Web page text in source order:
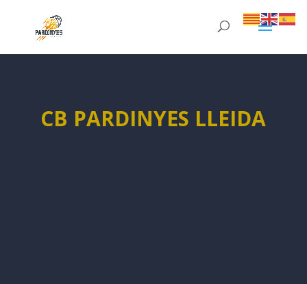
CB PARDINYES LLEIDA